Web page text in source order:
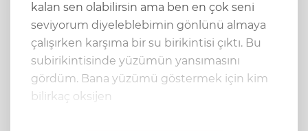
kalan sen olabilirsin ama ben en çok seni
seviyorum diyeleblebimin gönlünü almaya
çalışırken karşıma bir su birikintisi çıktı. Bu
subirikintisinde yüzümün yansımasını
gördüm. Bana yüzümü göstermek için kim
bilirkaç oksijen